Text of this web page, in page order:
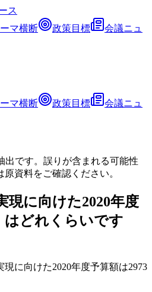
ス
マ横断 政策目標
会議ニュ
マ横断 政策目標
会議ニュ
出です。誤りが含まれる可能性
原資料をご確認ください。
現に向けた2020年度
はどれくらいです
現に向けた2020年度予算額は2973